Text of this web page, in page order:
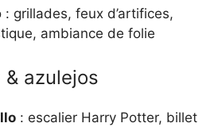
: grillades, feux d’artifices,
ambiance de folie
azulejos
: escalier Harry Potter, billet